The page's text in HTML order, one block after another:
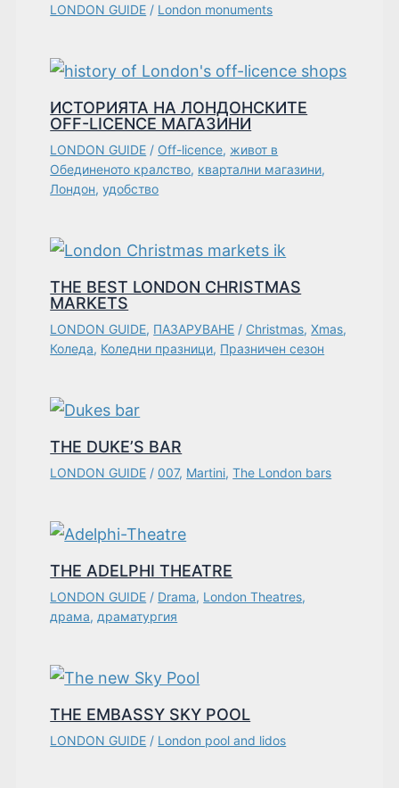
LONDON GUIDE / London monuments
ИСТОРИЯТА НА ЛОНДОНСКИТЕ
OFF-LICENCE МАГАЗИНИ
LONDON GUIDE / Off-licence, живот в
Обединеното кралство, квартални магазини,
Лондон,удобство
THE BEST LONDON CHRISTMAS
MARKETS
LONDON GUIDE, ПАЗАРУВАНЕ / Christmas,Xmas,
Коледа, Коледни празници, Празничен сезон
THE DUKE’S BAR
LONDON GUIDE / 007, Martini,The London bars
THE ADELPHI THEATRE
LONDON GUIDE / Drama, London Theatres,
драма, драматургия
THE EMBASSY SKY POOL
LONDON GUIDE / London pool and lidos